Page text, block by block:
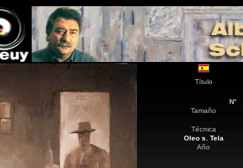
Título
N°
Tamaño
Técnica
Oleo s. Tela
Año